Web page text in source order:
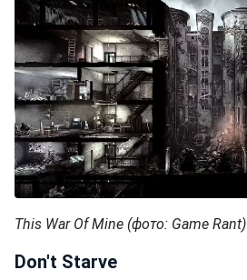
This War Of Mine (фото: Game Rant)
Don't Starve